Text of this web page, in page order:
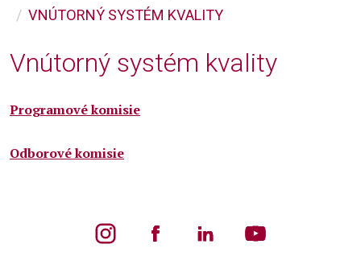
VNÚTORNÝ SYSTÉM KVALITY
Vnútorný systém kvality
Programové komisie
Odborové komisie